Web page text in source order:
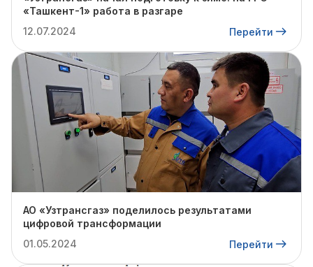
«Ташкент-1» работа в разгаре
12.07.2024
Перейти
АО «Узтрансгаз» поделилось результатами
цифровой трансформации
01.05.2024
Перейти